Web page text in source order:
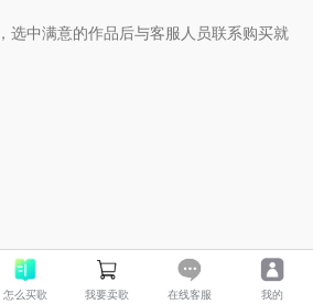
选中满意的作品后与客服人员联系购买就
怎么买歌 我要卖歌 在线客服 我的